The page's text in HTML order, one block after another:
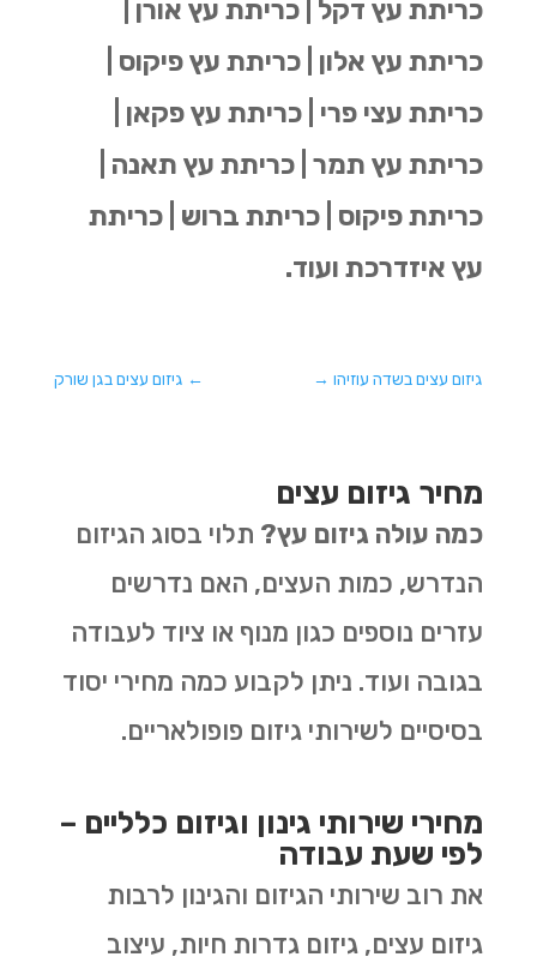
כריתת עץ דקל | כריתת עץ אורן |
כריתת עץ אלון | כריתת עץ פיקוס |
כריתת עצי פרי | כריתת עץ פקאן |
כריתת עץ תמר | כריתת עץ תאנה |
כריתת פיקוס | כריתת ברוש | כריתת
עץ איזדרכת ועוד.
← גיזום עצים בגן שורק גיזום עצים בשדה עוזיהו→
מחיר גיזום עצים
כמה עולה גיזום עץ? תלוי בסוג הגיזום
הנדרש, כמות העצים, האם נדרשים
עזרים נוספים כגון מנוף או ציוד לעבודה
בגובה ועוד. ניתן לקבוע כמה מחירי יסוד
בסיסיים לשירותי גיזום פופולאריים.
מחירי שירותי גינון וגיזום כלליים –
לפי שעת עבודה
את רוב שירותי הגיזום והגינון לרבות
גיזום עצים, גיזום גדרות חיות, עיצוב